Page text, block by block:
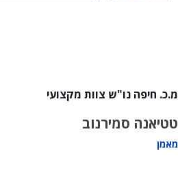
מ.כ. חיפה נו"ש צוות מקצועי
טטיאנה סמירנוב
מאמן